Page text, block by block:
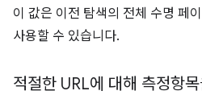
이 값은 이전 탐색의 전체 수명 페
사용할 수 있습니다.
적절한 URL에 대해 측정항